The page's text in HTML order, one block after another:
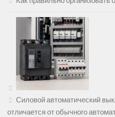
Силовой автоматический
отличается от обычного